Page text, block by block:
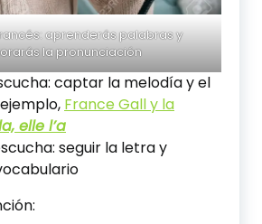
aprenderás palabras y
la pronunciación
captar la melodía y el
France Gall y la
elle l’a
seguir la letra y